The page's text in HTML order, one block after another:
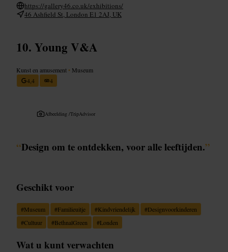
https://gallery46.co.uk/exhibitions/
46 Ashfield St, London E1 2AJ, UK
Young V&A
Kunst en amusement • Museum
4,4
4
Afbeelding /TripAdvisor
“Design om te ontdekken, voor alle leeftijden.”
Geschikt voor
#Museum #Familieuitje #Kindvriendelijk #Designvoorkinderen
#Cultuur #BethnalGreen #Londen
Wat u kunt verwachten